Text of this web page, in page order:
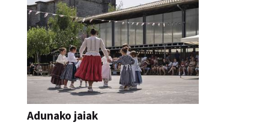
Adunako jaiak